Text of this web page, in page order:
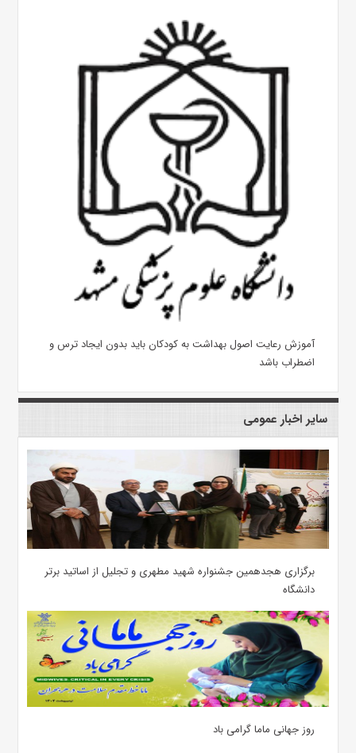
آموزش رعایت اصول بهداشت به کودکان باید بدون ایجاد ترس و
اضطراب باشد
سایر اخبار عمومی
برگزاری هجدهمین جشنواره شهید مطهری و تجلیل از اساتید برتر
دانشگاه
روز جهانی ماما گرامی باد